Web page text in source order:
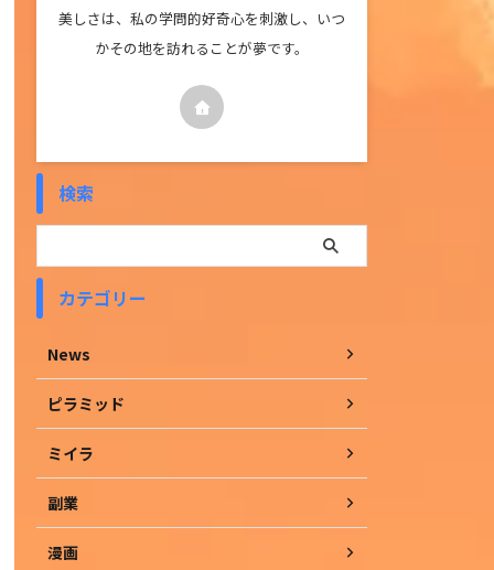
美しさは、私の学問的好奇心を刺激し、いつ
かその地を訪れることが夢です。
検索
カテゴリー
News
ピラミッド
ミイラ
副業
漫画